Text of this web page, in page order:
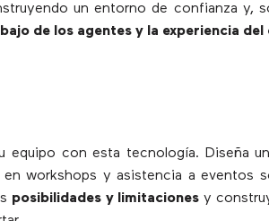
un entorno de confianza y,
de los agentes y la experiencia del
equipo con esta tecnología. Diseña
workshops y asistencia a eventos
posibilidades y limitacionesy